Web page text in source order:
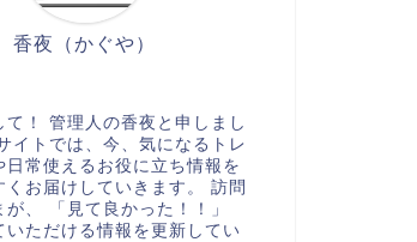
香夜（かぐや）
て！ 管理人の香夜と申しまし
イトでは、今、気になるトレ
日常使えるお役に立ち情報を
くお届けしていきます。 訪問
が、 「見て良かった！！」
いただける情報を更新してい